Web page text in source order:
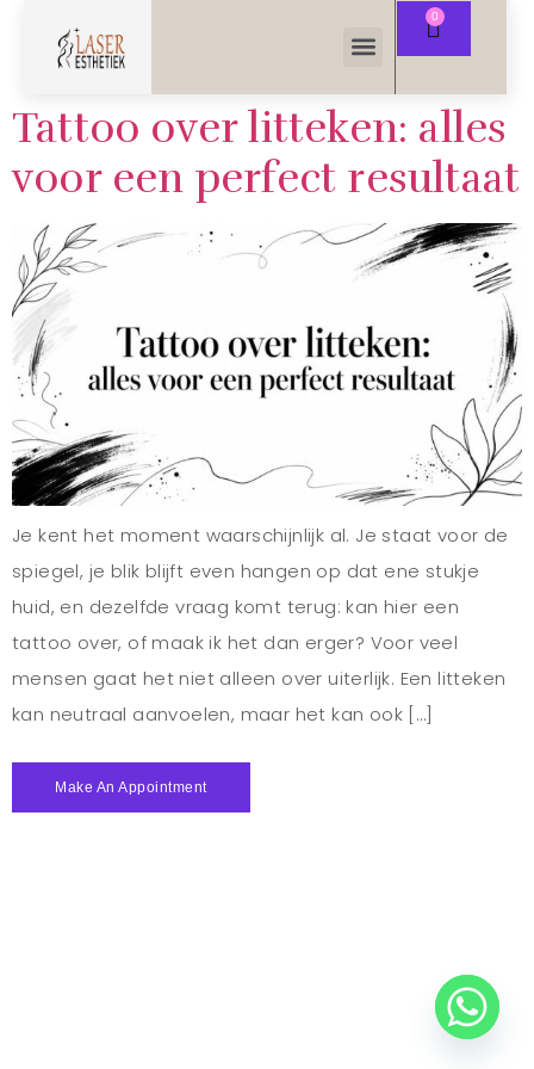
Tattoo over litteken: alles
voor een perfect resultaat
Je kent het moment waarschijnlijk al. Je staat voor de
spiegel, je blik blijft even hangen op dat ene stukje
huid, en dezelfde vraag komt terug: kan hier een
tattoo over, of maak ik het dan erger? Voor veel
mensen gaat het niet alleen over uiterlijk. Een litteken
kan neutraal aanvoelen, maar het kan ook […]
Make An Appointment